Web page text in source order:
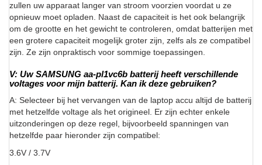
zullen uw apparaat langer van stroom voorzien voordat u ze
opnieuw moet opladen. Naast de capaciteit is het ook belangrijk
om de grootte en het gewicht te controleren, omdat batterijen met
een grotere capaciteit mogelijk groter zijn, zelfs als ze compatibel
zijn. Ze zijn onpraktisch voor sommige toepassingen.
V: Uw SAMSUNG aa-pl1vc6b batterij heeft verschillende
voltages voor mijn batterij. Kan ik deze gebruiken?
A: Selecteer bij het vervangen van de laptop accu altijd de batterij
met hetzelfde voltage als het origineel. Er zijn echter enkele
uitzonderingen op deze regel, bijvoorbeeld spanningen van
hetzelfde paar hieronder zijn compatibel:
3.6V / 3.7V